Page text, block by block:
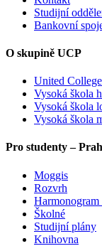
Studijní
Bankovní
O skupině UCP
United
Vysoká škola
Vysoká škola
Vysoká škola
Pro studenty –
Moggis
Rozvrh
Harmonogram
Školné
Studijní plány
Knihovna